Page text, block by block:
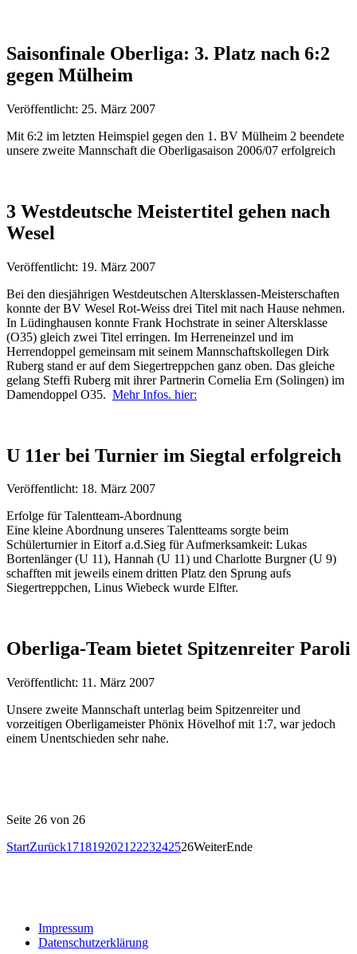
Saisonfinale Oberliga: 3. Platz nach 6:2
gegen Mülheim
Veröffentlicht: 25. März 2007
Mit 6:2 im letzten Heimspiel gegen den 1. BV Mülheim 2 beendete
unsere zweite Mannschaft die Oberligasaison 2006/07 erfolgreich
3 Westdeutsche Meistertitel gehen nach
Wesel
Veröffentlicht: 19. März 2007
Bei den diesjährigen Westdeutschen Altersklassen-Meisterschaften
konnte der BV Wesel Rot-Weiss drei Titel mit nach Hause nehmen.
In Lüdinghausen konnte Frank Hochstrate in seiner Altersklasse
(O35) gleich zwei Titel erringen. Im Herreneinzel und im
Herrendoppel gemeinsam mit seinem Mannschaftskollegen Dirk
Ruberg stand er auf dem Siegertreppchen ganz oben. Das gleiche
gelang Steffi Ruberg mit ihrer Partnerin Cornelia Ern (Solingen) im
Damendoppel O35. Mehr Infos. hier:
U 11er bei Turnier im Siegtal erfolgreich
Veröffentlicht: 18. März 2007
Erfolge für Talentteam-Abordnung
Eine kleine Abordnung unseres Talentteams sorgte beim
Schülerturnier in Eitorf a.d.Sieg für Aufmerksamkeit: Lukas
Bortenlänger (U 11), Hannah (U 11) und Charlotte Burgner (U 9)
schafften mit jeweils einem dritten Platz den Sprung aufs
Siegertreppchen, Linus Wiebeck wurde Elfter.
Oberliga-Team bietet Spitzenreiter Paroli
Veröffentlicht: 11. März 2007
Unsere zweite Mannschaft unterlag beim Spitzenreiter und
vorzeitigen Oberligameister Phönix Hövelhof mit 1:7, war jedoch
einem Unentschieden sehr nahe.
Seite 26 von 26
StartZurück1718192021 2223242526WeiterEnde
Impressum
Datenschutzerklärung